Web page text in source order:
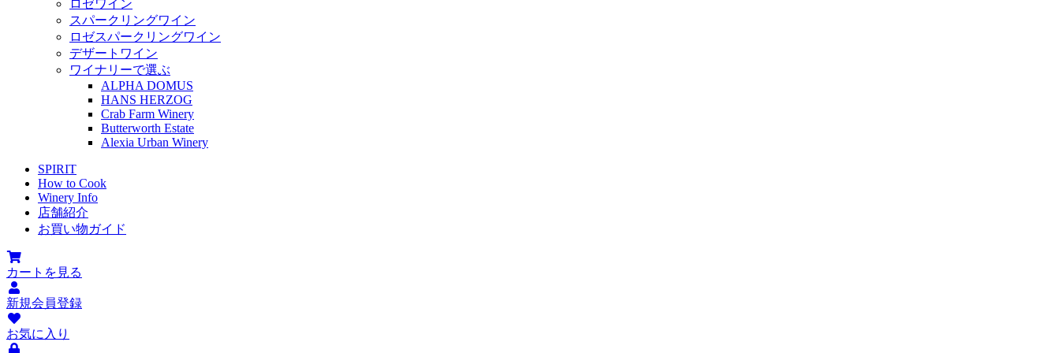
ロゼワイン
スパークリングワイン
ロゼスパークリングワイン
デザートワイン
ワイナリーで選ぶ
ALPHA DOMUS
HANS HERZOG
Crab Farm Winery
Butterworth Estate
Alexia Urban Winery
SPIRIT
How to Cook
Winery Info
店舗紹介
お買い物ガイド
カートを見る
新規会員登録
お気に入り